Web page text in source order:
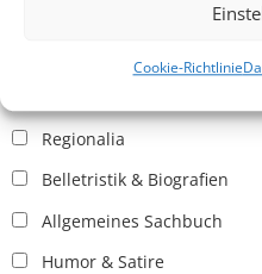
Cookie-Richtlinie
Kritische Theorie /
Regionalia
Belletristik & Biografien
Allgemeines Sachbuch
Humor & Satire